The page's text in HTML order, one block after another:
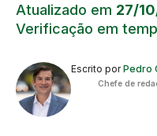
Atualizado em 27/
Verificação em
Escrito porPedro
Chefe de